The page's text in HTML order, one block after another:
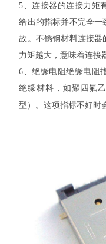
5 、连接器的连接力矩
给出的指标并不完全一
故。不锈钢材料连接器
力矩越大，意味着连接
6 、绝缘电阻绝缘电阻
绝缘材料，如聚四氟
型）。这项指标不好时